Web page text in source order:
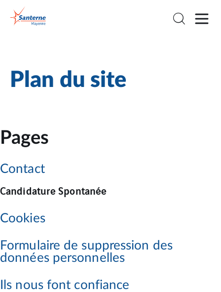
Plan du site
Pages
Contact
Candidature Spontanée
Cookies
Formulaire de suppression des
données personnelles
Ils nous font confiance